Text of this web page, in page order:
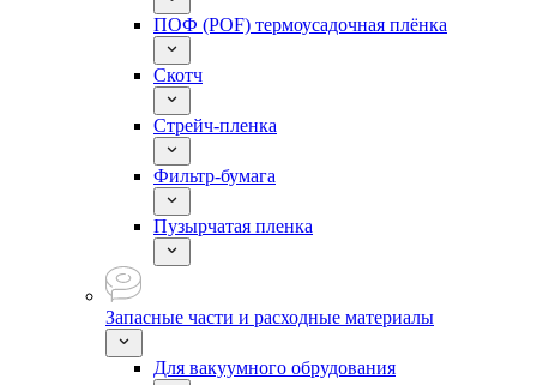
ПОФ (POF) термоусадочная плёнка
Скотч
Стрейч-пленка
Фильтр-бумага
Пузырчатая пленка
Запасные части и расходные материалы
Для вакуумного обрудования